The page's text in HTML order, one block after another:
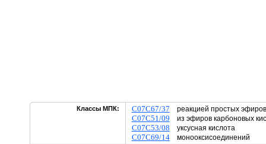
Классы МПК: C07C67/37 реакцией простых эфиров
C07C51/09 из эфиров карбоновых
C07C53/08 уксусная кислота
C07C69/14монооксисоединений